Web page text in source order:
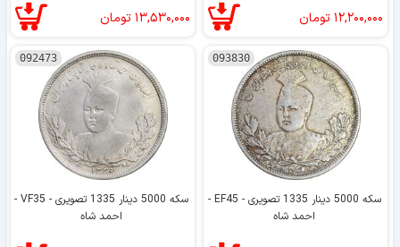
۱۲,۲۰۰,۰۰۰تومان ۱۳,۵۳۰,۰۰۰تومان
093830
سکه 5000 دینار 1335 تصویری - EF45 -
احمد شاه
092473
سکه 5000 دینار 1335 تصویری - VF35 -
احمد شاه